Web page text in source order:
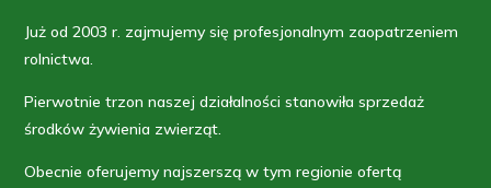
Już od 2003 r. zajmujemy się profesjonalnym zaopatrzeniem
rolnictwa.
Pierwotnie trzon naszej działalności stanowiła sprzedaż
środków żywienia zwierząt.
Obecnie oferujemy najszerszą w tym regionie ofertą